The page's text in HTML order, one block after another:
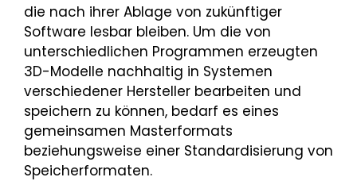
die nach ihrer Ablage von zukünftiger
Software lesbar bleiben. Um die von
unterschiedlichen Programmen erzeugten
3D-Modelle nachhaltig in Systemen
verschiedener Hersteller bearbeiten und
speichern zu können, bedarf es eines
gemeinsamen Masterformats
beziehungsweise einer Standardisierung von
Speicherformaten.